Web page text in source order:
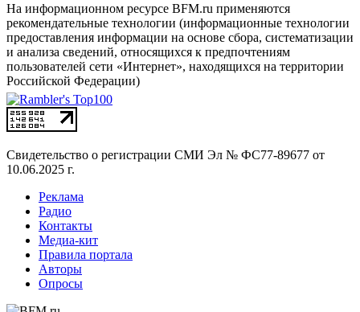
На информационном ресурсе BFM.ru применяются
рекомендательные технологии (информационные технологии
предоставления информации на основе сбора, систематизации
и анализа сведений, относящихся к предпочтениям
пользователей сети «Интернет», находящихся на территории
Российской Федерации)
Свидетельство о регистрации СМИ Эл № ФС77-89677 от
10.06.2025 г.
Реклама
Радио
Контакты
Медиа-кит
Правила портала
Авторы
Опросы